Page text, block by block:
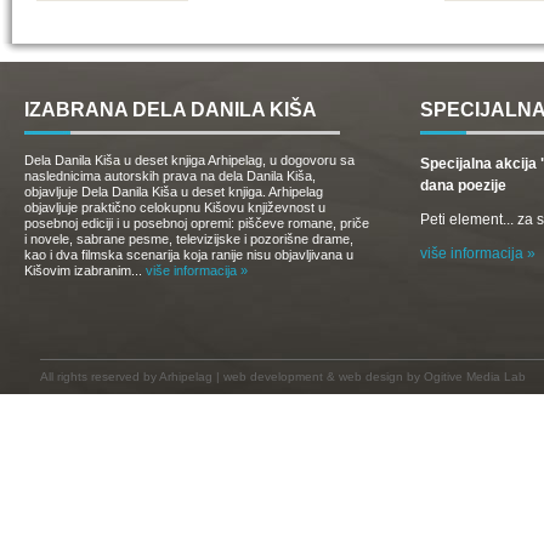
IZABRANA DELA DANILA KIŠA
Dela Danila Kiša u deset knjiga Arhipelag, u dogovoru sa
naslednicima autorskih prava na dela Danila Kiša,
objavljuje Dela Danila Kiša u deset knjiga. Arhipelag
objavljuje praktično celokupnu Kišovu književnost u
posebnoj ediciji i u posebnoj opremi: piščeve romane, priče
i novele, sabrane pesme, televizijske i pozorišne drame,
kao i dva filmska scenarija koja ranije nisu objavljivana u
Kišovim izabranim... više informacija »
Specijalna akcija
dana poezije
Peti element... za
više informacija »
All rights reserved by Arhipelag | web development & web design by Ogitive Media Lab